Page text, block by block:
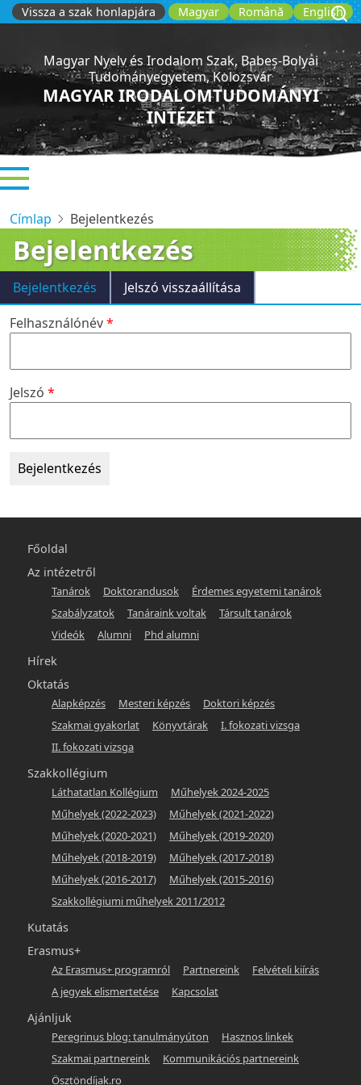
Ugrás
a
Magyar Română English
Vissza a szak honlapjára
Magyar Nyelv és Irodalom Szak, Babeș-Bolyai
Tudományegyetem, Kolozsvár
MAGYAR IRODALOMTUDOMÁNYI
INTÉZET
Címlap Bejelentkezés
Bejelentkezés
Elsődleges
fülek
Bejelentkezés
Jelszó visszaállítása
Felhasználónév
Jelszó
Főmenü
-
hunlit
Főoldal
Az intézetről
Tanárok Doktorandusok
Érdemes egyetemi tanárok
Szabályzatok
Tanáraink voltak
Társult tanárok
Videók
Alumni Phd alumni
Hírek
Oktatás
Alapképzés Mesteri képzés
Doktori képzés
Szakmai gyakorlat
Könyvtárak
I. fokozati vizsga
II. fokozati vizsga
Szakkollégium
Láthatatlan Kollégium
Műhelyek 2024-2025
Műhelyek (2022-2023)
Műhelyek (2021-2022)
Műhelyek (2020-2021)
Műhelyek (2019-2020)
Műhelyek (2018-2019)
Műhelyek (2017-2018)
Műhelyek (2016-2017)
Műhelyek (2015-2016)
Szakkollégiumi műhelyek 2011/2012
Kutatás
Erasmus+
Az Erasmus+ programról Partnereink
Felvételi kiírás
A jegyek elismertetése
Kapcsolat
Ajánljuk
Peregrinus blog: tanulmányúton
Hasznos linkek
Szakmai partnereink
Kommunikációs partnereink
Ösztöndíjak.ro